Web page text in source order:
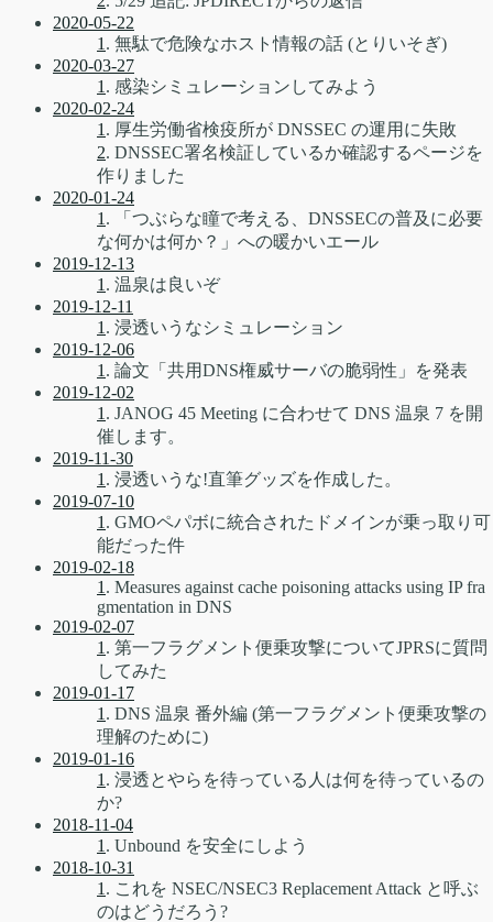
2020-05-22
1 . 無駄で危険なホスト情報の話 (とりいそぎ)
2020-03-27
1 . 感染シミュレーションしてみよう
2020-02-24
1 . 厚生労働省検疫所が DNSSEC の運用に失敗
2. DNSSEC署名検証しているか確認するページを
作りました
2020-01-24
1 . 「つぶらな瞳で考える、DNSSECの普及に必要
な何かは何か？」への暖かいエール
2019-12-13
1 . 温泉は良いぞ
2019-12-11
1 . 浸透いうなシミュレーション
2019-12-06
1 . 論文「共用DNS権威サーバの脆弱性」を発表
2019-12-02
1 . JANOG 45 Meeting に合わせて DNS 温泉 7 を開
催します。
2019-11-30
1 . 浸透いうな!直筆グッズを作成した。
2019-07-10
1 . GMOペパボに統合されたドメインが乗っ取り可
能だった件
2019-02-18
1 . Measures against cache poisoning attacks using IP fra
gmentation in DNS
2019-02-07
1 . 第一フラグメント便乗攻撃についてJPRSに質問
してみた
2019-01-17
1 . DNS 温泉 番外編 (第一フラグメント便乗攻撃の
理解のために)
2019-01-16
1 . 浸透とやらを待っている人は何を待っているの
か?
2018-11-04
1 . Unbound を安全にしよう
2018-10-31
1 . これを NSEC/NSEC3 Replacement Attack と呼ぶ
のはどうだろう?